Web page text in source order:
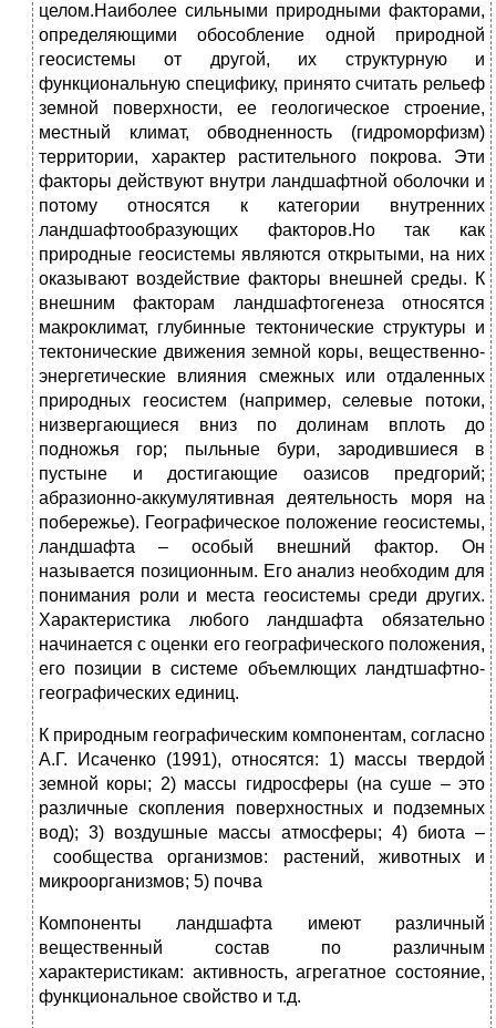
целом.Наиболее сильными природными факторами,
определяющи­ми обособление одной природной
геосистемы от другой, их струк­турную и
функциональную специфику, принято считать рельеф
земной поверхности, ее геологическое строение,
местный климат, обводненность (гидроморфизм)
территории, характер раститель­ного покрова. Эти
факторы действуют внутри ландшафтной обо­лочки и
потому относятся к категории внутренних
ландшафтообразующих факторов.Но так как
природные геосистемы являются открытыми, на них
оказывают воздействие факторы внешней среды. К
внешним факторам ландшафтогенеза относятся
макроклимат, глубинные тек­тонические структуры и
тектонические движения земной коры, вещественно-
энергетические влияния смежных или отдаленных
природных геосистем (например, селевые потоки,
низвергающие­ся вниз по долинам вплоть до
подножья гор; пыльные бури, заро­дившиеся в
пустыне и достигающие оазисов предгорий;
абразионно-аккумулятивная деятельность моря на
побережье). Географичес­кое положение геосистемы,
ландшафта – особый внешний фактор. Он
называется позиционным. Его анализ необходим для
понимания роли и места геосистемы среди других.
Характеристи­ка любого ландшафта обязательно
начинается с оценки его геогра­фического положения,
его позиции в системе объемлющих ландтшафтно-
географических единиц.
К природным географическим компонентам, согласно
А.Г. Исаченко (1991), относятся: 1) массы твердой
земной коры; 2) массы гидросферы (на суше – это
различные скопления поверхностных и подземных
вод); 3) воздушные массы атмосферы; 4) биота –
сообщества организмов: растений, животных и
микроорганизмов; 5) почва
Компоненты ландшафта имеют различный
вещественный состав по различным
характеристикам: активность, агрегатное состояние,
функциональное свойство и т.д.